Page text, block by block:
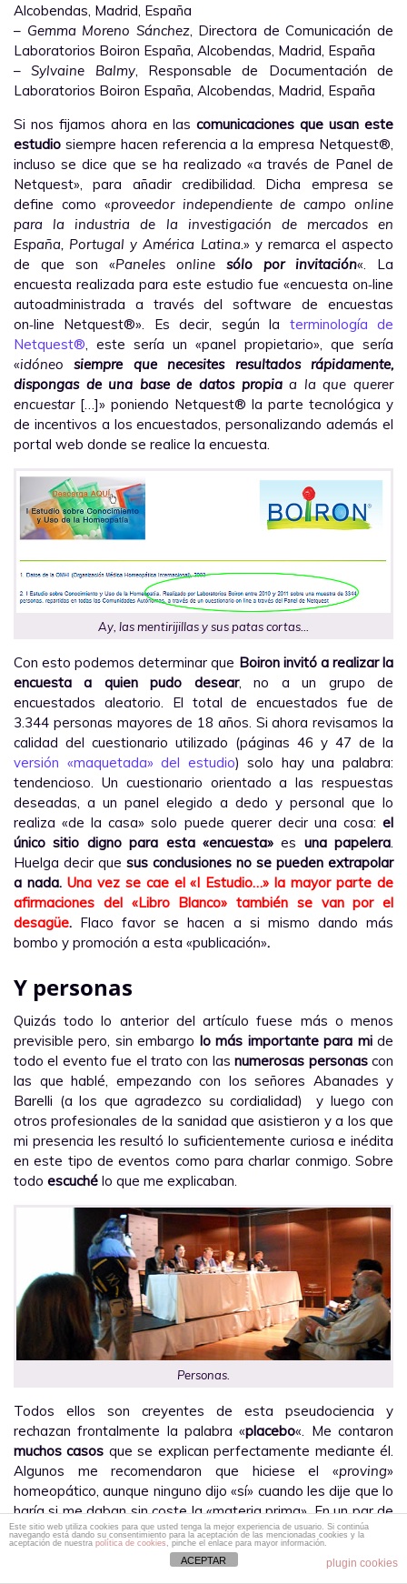
Alcobendas, Madrid, España
– Gemma Moreno Sánchez, Directora de Comunicación de
Laboratorios Boiron España, Alcobendas, Madrid, España
–Sylvaine Balmy, Responsable de Documentación de
Laboratorios Boiron España, Alcobendas, Madrid, España
Si nos fijamos ahora en lascomunicaciones que usan este
estudio siempre hacen referencia a la empresa Netquest®,
incluso se dice que se ha realizado «a través de Panel de
Netquest», para añadir credibilidad. Dicha empresa se
define como «proveedor independiente de campo online
para la industria de la investigación de mercados en
España, Portugal y América Latina. » y remarca el aspecto
de que son «Paneles online sólo por invitación«. La
encuesta realizada para este estudio fue «encuesta on‑line
autoadministrada a través del software de encuestas
on‑line Netquest®». Es decir, según la terminología de
Netquest® , este sería un «panel propietario», que sería
«idóneosiempre que necesites resultados rápidamente,
dispongas de una base de datos propiaa la que querer
encuestar[…]» poniendo Netquest® la parte tecnológica y
de incentivos a los encuestados, personalizando además el
portal web donde se realice la encuesta.
Ay, lasmentirijillasy sus patas cortas…
Con esto podemos determinar que Boiron invitó a realizar la
encuesta a quien pudo desear, no a un grupo de
encuestados aleatorio. El total de encuestados fue de
3.344 personas mayores de 18 años. Si ahora revisamos la
calidad del cuestionario utilizado (páginas 46 y 47 de la
versión «maquetada» del estudio) solo hay una palabra:
tendencioso. Un cuestionario orientado a las respuestas
deseadas, a un panel elegido a dedo y personal que lo
realiza «de la casa» solo puede querer decir una cosa: el
único sitio digno para esta «encuesta»es una papelera.
Huelga decir que sus conclusiones no se pueden extrapolar
a nada. Una vez se cae el «I Estudio…» la mayor parte de
afirmaciones del «Libro Blanco» también se van por el
desagüe. Flaco favor se hacen a si mismo dando más
bombo y promoción a esta «publicación».
Y personas
Quizás todo lo anterior del artículo fuese más o menos
previsible pero, sin embargo lo más importante para mide
todo el evento fue el trato con lasnumerosas personascon
las que hablé, empezando con los señores Abanades y
Barelli (a los que agradezco su cordialidad) y luego con
otros profesionales de la sanidad que asistieron y a los que
mi presencia les resultó lo suficientemente curiosa e inédita
en este tipo de eventos como para charlar conmigo. Sobre
todo escuché lo que me explicaban.
Personas.
Todos ellos son creyentes de esta pseudociencia y
rechazan frontalmente la palabra «placebo«. Me contaron
muchos casos que se explican perfectamente mediante él.
Algunos me recomendaron que hiciese el «proving»
homeopático, aunque ninguno dijo «sí» cuando les dije que lo
haría si me daban sin coste la «materia prima». En un par de
ocasiones me dijeron algo que ya he escuchado antes: que
uso mi inteligencia para algo «negativo». Evidentemente no
considero que mi actividad en «¿Qué mal puede hacer? » sea
Este sitio web utiliza cookies para que usted tenga la mejor experiencia de usuario. Si continúa
navegando está dando su consentimiento para la aceptación de las mencionadas cookies y la
aceptación de nuestra política de cookies , pinche el enlace para mayor información.
plugin cookies
ACEPTAR